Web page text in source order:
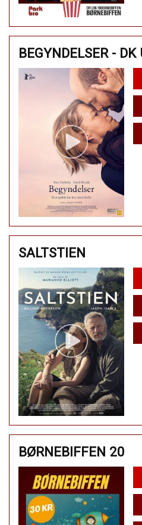
BEGYNDELSER -
SALTSTIEN
BØRNEBIFFEN 20